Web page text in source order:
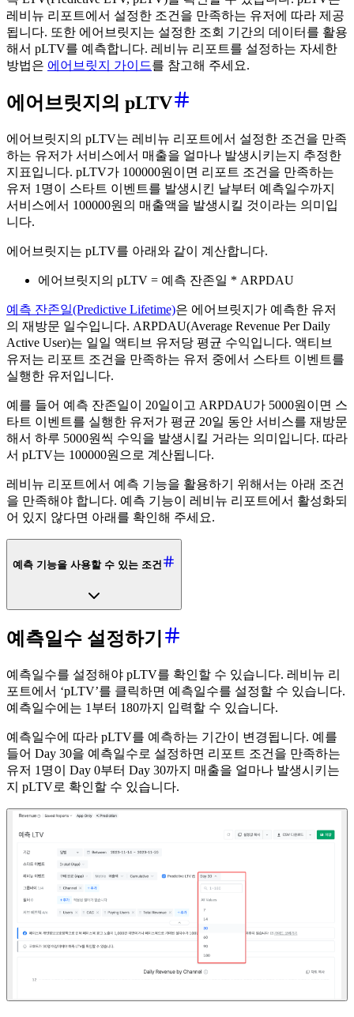
레비뉴 리포트에서 설정한 조건을 만족하는 유저에 따라 제공
됩니다. 또한 에어브릿지는 설정한 조회 기간의 데이터를 활용
해서 pLTV를 예측합니다. 레비뉴 리포트를 설정하는 자세한
방법은 에어브릿지 가이드를 참고해 주세요.
에어브릿지의 pLTV
에어브릿지의 pLTV는 레비뉴 리포트에서 설정한 조건을 만족
하는 유저가 서비스에서 매출을 얼마나 발생시키는지 추정한
지표입니다. pLTV가 100000원이면 리포트 조건을 만족하는
유저 1명이 스타트 이벤트를 발생시킨 날부터 예측일수까지
서비스에서 100000원의 매출액을 발생시킬 것이라는 의미입
니다.
에어브릿지는 pLTV를 아래와 같이 계산합니다.
에어브릿지의 pLTV = 예측 잔존일 * ARPDAU
예측 잔존일(Predictive Lifetime)은 에어브릿지가 예측한 유저
의 재방문 일수입니다. ARPDAU(Average Revenue Per Daily
Active User)는 일일 액티브 유저당 평균 수익입니다. 액티브
유저는 리포트 조건을 만족하는 유저 중에서 스타트 이벤트를
실행한 유저입니다.
예를 들어 예측 잔존일이 20일이고 ARPDAU가 5000원이면 스
타트 이벤트를 실행한 유저가 평균 20일 동안 서비스를 재방문
해서 하루 5000원씩 수익을 발생시킬 거라는 의미입니다. 따라
서 pLTV는 100000원으로 계산됩니다.
레비뉴 리포트에서 예측 기능을 활용하기 위해서는 아래 조건
을 만족해야 합니다. 예측 기능이 레비뉴 리포트에서 활성화되
어 있지 않다면 아래를 확인해 주세요.
예측 기능을 사용할 수 있는 조건
예측일수 설정하기
예측일수를 설정해야 pLTV를 확인할 수 있습니다. 레비뉴 리
포트에서 ‘pLTV’를 클릭하면 예측일수를 설정할 수 있습니다.
예측일수에는 1부터 180까지 입력할 수 있습니다.
예측일수에 따라 pLTV를 예측하는 기간이 변경됩니다. 예를
들어 Day 30을 예측일수로 설정하면 리포트 조건을 만족하는
유저 1명이 Day 0부터 Day 30까지 매출을 얼마나 발생시키는
지 pLTV로 확인할 수 있습니다.